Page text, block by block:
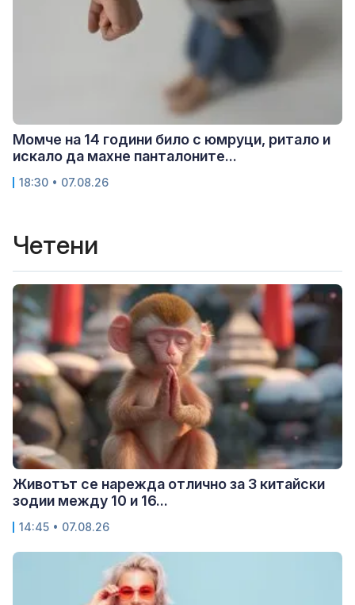
Момче на 14 години било с юмруци, ритало и
искало да махне панталоните...
18:30 • 07.08.26
Четени
Животът се нарежда отлично за 3 китайски
зодии между 10 и 16...
14:45 • 07.08.26